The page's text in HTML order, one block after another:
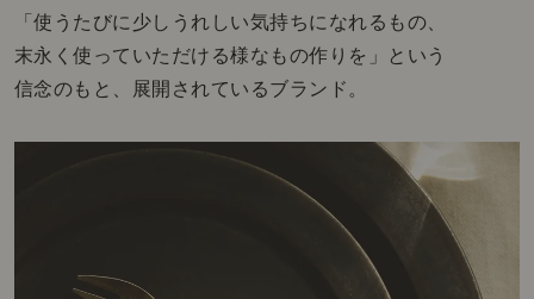
「使うたびに少しうれしい気持ちになれるもの、
末永く使っていただける様なもの作りを」という
信念のもと、展開されているブランド。